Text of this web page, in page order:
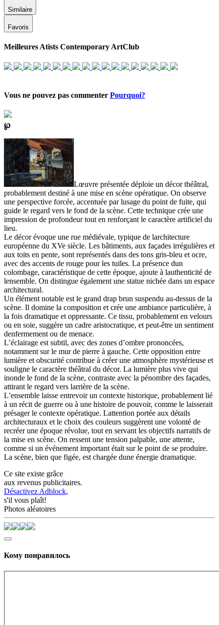
Similaire
Favoris
Meilleures Atists Contemporary ArtClub
Vous ne pouvez pas commenter Pourquoi?
℘
Lœuvre présentée déploie un décor théâtral,
probablement destiné à une mise en scène opératique. On observe
une perspective forcée, accentuée par lusage du point de fuite, qui
guide le regard vers le fond de la scène. Cette technique crée une
impression de profondeur tout en renforçant le caractère artificiel du
lieu.
Le décor évoque une rue médiévale, typique de larchitecture
européenne du XVe siècle. Les bâtiments, aux façades irrégulières et
aux toits en pente, sont représentés dans des tons gris-bleu et ocre,
avec des accents de rouge pour les tuiles. La présence dun
colombage, caractéristique de cette époque, ajoute à lauthenticité de
lensemble. On distingue également une statue nichée dans un espace
architectural.
Un élément notable est le grand drap brun suspendu au-dessus de la
scène. Il domine la composition et crée une ambiance particulière, à
la fois dramatique et oppressante. Ce tissu, probablement en velours
ou en soie, suggère un cadre aristocratique, et peut-être un sentiment
denfermement ou de menace.
L’éclairage est subtil, avec des zones d’ombre prononcées,
notamment sur le mur de pierre à gauche. Cette opposition entre
lumière et obscurité contribue à créer une atmosphère mystérieuse et
souligne le caractère théâtral du décor. La lumière plus vive qui
inonde le fond de la scène, contraste avec la pénombre des façades,
attirant le regard vers larrière de la scène.
L’ensemble laisse entrevoir un contexte historique, probablement lié
à un récit de guerre ou à une histoire de pouvoir, comme le laisserait
présager le contexte opératique. Lattention portée aux détails
architecturaux et le choix des couleurs suggèrent une volonté de
recréer une époque révolue, tout en servant les objectifs narratifs de
la mise en scène. On ressent une tension palpable, une attente,
comme si un événement important était sur le point de se produire.
La scène, bien que figée, est chargée dune énergie dramatique.
Ce site existe grâce
aux revenus publicitaires.
Désactivez Adblock,
s'il vous plaît!
Photos aléatoires
Кому понравилось